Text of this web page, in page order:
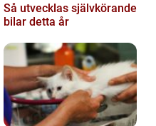
Så utvecklas självkörande
bilar detta år